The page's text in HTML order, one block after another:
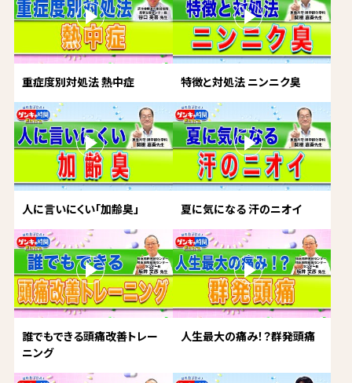
重症度別対処法 熱中症 特徴と対処法 ニンニク臭
人に言いにくい「加齢臭」 夏に気になる 汗のニオイ
誰でもできる頭痛改善トレー
ニング
人生最大の痛み！？群発頭痛